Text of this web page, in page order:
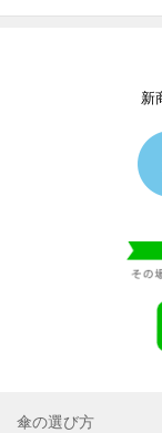
新
傘の選び方